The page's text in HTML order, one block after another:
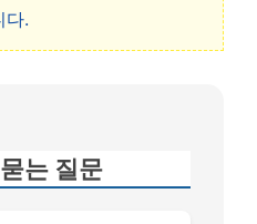
다.
묻는 질문